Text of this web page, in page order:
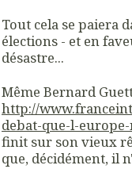
Tout cela se paiera
élections - et en
désastre...
Même Bernard
http://
debat-que-l-
finit sur son vieux
que, décidément, il